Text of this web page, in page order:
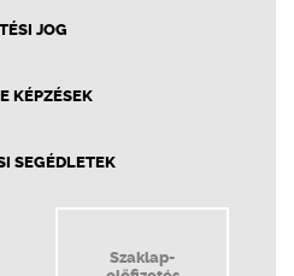
JOG
KÉPZÉSEK
SEGÉDLETEK
Szaklap-